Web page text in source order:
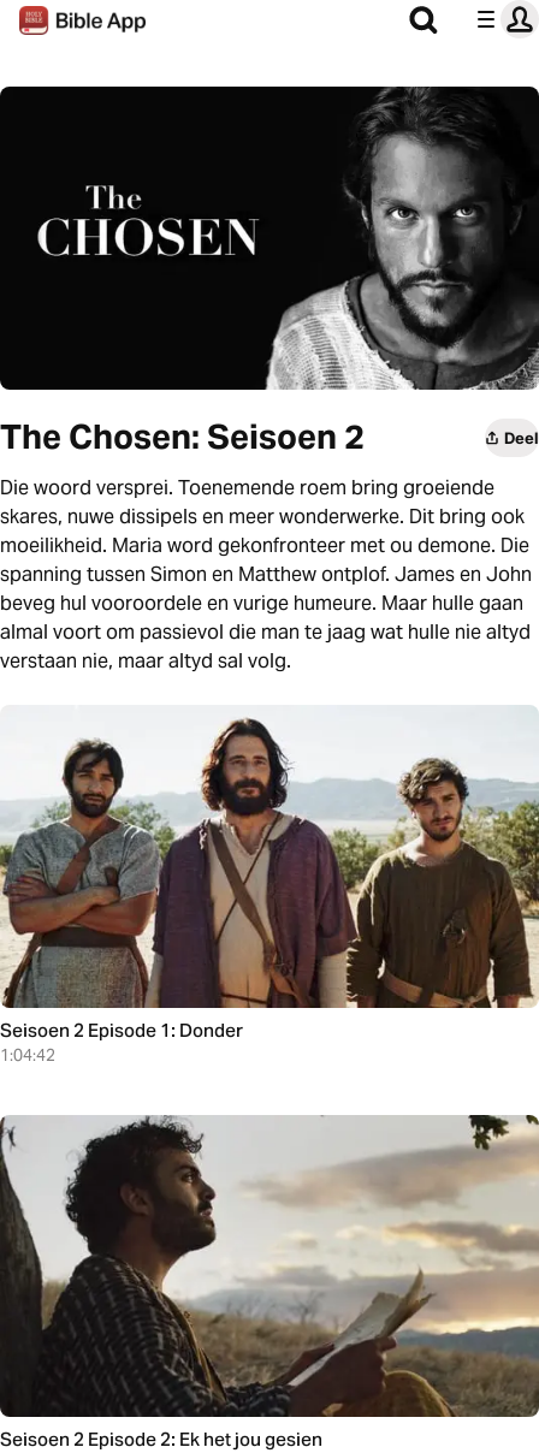
The Chosen: Seisoen 2 Deel
Die woord versprei. Toenemende roem bring groeiende
skares, nuwe dissipels en meer wonderwerke. Dit bring ook
moeilikheid. Maria word gekonfronteer met ou demone. Die
spanning tussen Simon en Matthew ontplof. James en John
beveg hul vooroordele en vurige humeure. Maar hulle gaan
almal voort om passievol die man te jaag wat hulle nie altyd
verstaan ​​nie, maar altyd sal volg.
Seisoen 2 Episode 1: Donder
1:04:42
Seisoen 2 Episode 2: Ek het jou gesien